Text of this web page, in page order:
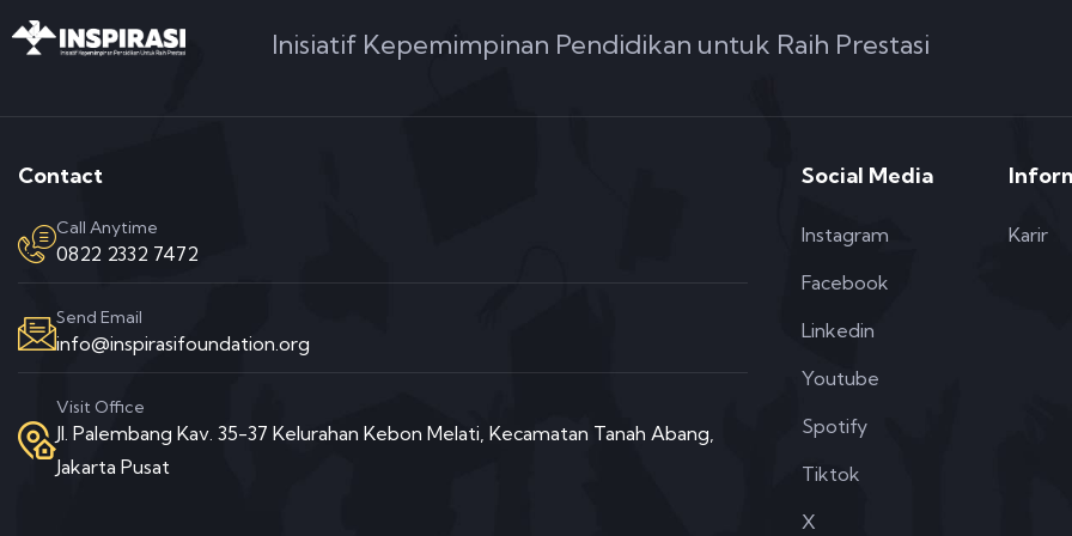
Inisiatif Kepemimpinan Pendidikan untuk Raih Prestasi
Contact
Call Anytime
0822 2332 7472
Send Email
info@inspirasifoundation.org
Visit Office
Jl. Palembang Kav. 35-37 Kelurahan Kebon Melati, Kecamatan Tanah Abang,
Jakarta Pusat
Social Media
Instagram
Facebook
Linkedin
Youtube
Spotify
Tiktok
X
Karir